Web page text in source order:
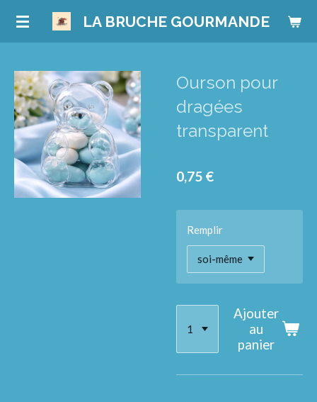
Passer
principal
LA BRUCHE GOURMANDE
Ourson pour
dragées
transparent
0,75 €
Remplir
Ajouter
au
panier